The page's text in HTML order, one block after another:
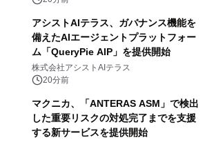
アシストAIテラス、ガバナンス機能を
備えたAIエージェントプラットフォー
ム「QueryPie AIP」を提供開始
株式会社アシストAIテラス
20分前
マクニカ、「ANTERAS ASM」で検出
した重要リスクの対処完了までを支援
する新サービスを提供開始